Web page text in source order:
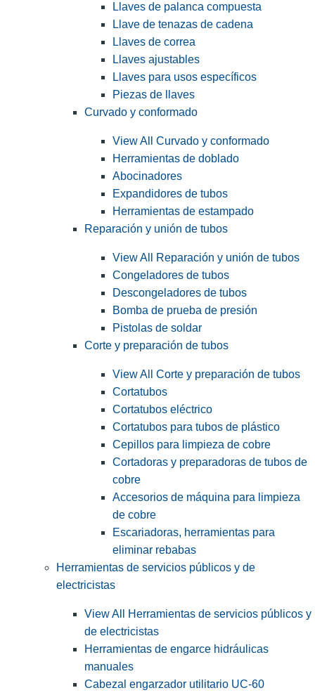
Llaves de palanca compuesta
Llave de tenazas de cadena
Llaves de correa
Llaves ajustables
Llaves para usos específicos
Piezas de llaves
Curvado y conformado
View All Curvado y conformado
Herramientas de doblado
Abocinadores
Expandidores de tubos
Herramientas de estampado
Reparación y unión de tubos
View All Reparación y unión de tubos
Congeladores de tubos
Descongeladores de tubos
Bomba de prueba de presión
Pistolas de soldar
Corte y preparación de tubos
View All Corte y preparación de tubos
Cortatubos
Cortatubos eléctrico
Cortatubos para tubos de plástico
Cepillos para limpieza de cobre
Cortadoras y preparadoras de tubos de
cobre
Accesorios de máquina para limpieza
de cobre
Escariadoras, herramientas para
eliminar rebabas
Herramientas de servicios públicos y de
electricistas
View All Herramientas de servicios públicos y
de electricistas
Herramientas de engarce hidráulicas
manuales
Cabezal engarzador utilitario UC-60